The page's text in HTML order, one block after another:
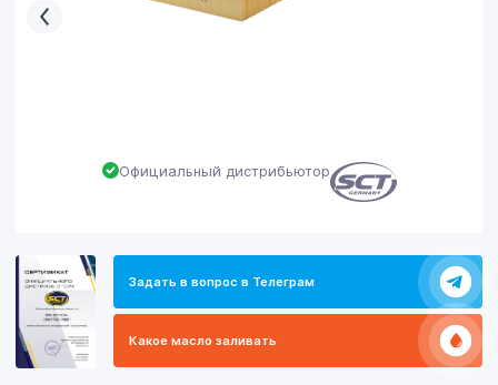
Официальный дистрибьютор
Задать в вопрос в Телеграм
Какое масло заливать